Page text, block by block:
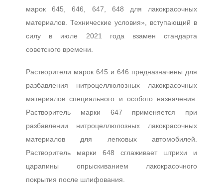
марок 645, 646, 647, 648 для лакокрасочных
материалов. Технические условия», вступающий в
силу в июле 2021 года взамен стандарта
советского времени.
Растворители марок 645 и 646 предназначены для
разбавления нитроцеллюлозных лакокрасочных
материалов специального и особого назначения.
Растворитель марки 647 применяется при
разбавлении нитроцеллюлозных лакокрасочных
материалов для легковых автомобилей.
Растворитель марки 648 сглаживает штрихи и
царапины опрыскиванием лакокрасочного
покрытия после шлифования.